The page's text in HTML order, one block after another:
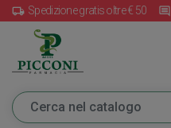
local_shipping Spedizione gratis oltre € 50 insert_comment